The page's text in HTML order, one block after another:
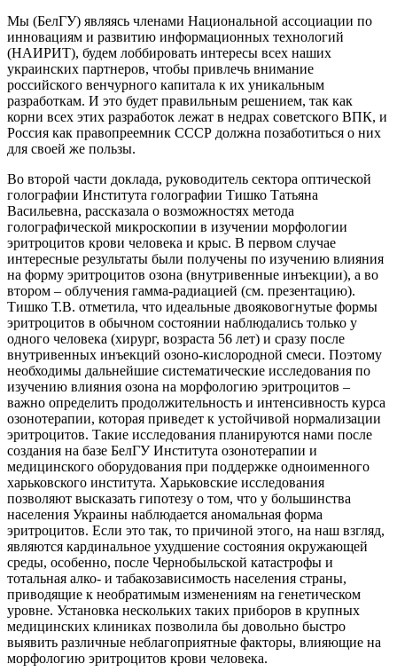
Мы (БелГУ) являясь членами Национальной ассоциации по
инновациям и развитию информационных технологий
(НАИРИТ), будем лоббировать интересы всех наших
украинских партнеров, чтобы привлечь внимание
российского венчурного капитала к их уникальным
разработкам. И это будет правильным решением, так как
корни всех этих разработок лежат в недрах советского ВПК, и
Россия как правопреемник СССР должна позаботиться о них
для своей же пользы.
Во второй части доклада, руководитель сектора оптической
голографии Института голографии Тишко Татьяна
Васильевна, рассказала о возможностях метода
голографической микроскопии в изучении морфологии
эритроцитов крови человека и крыс. В первом случае
интересные результаты были получены по изучению влияния
на форму эритроцитов озона (внутривенные инъекции), а во
втором – облучения гамма-радиацией (см. презентацию).
Тишко Т.В. отметила, что идеальные двояковогнутые формы
эритроцитов в обычном состоянии наблюдались только у
одного человека (хирург, возраста 56 лет) и сразу после
внутривенных инъекций озоно-кислородной смеси. Поэтому
необходимы дальнейшие систематические исследования по
изучению влияния озона на морфологию эритроцитов –
важно определить продолжительность и интенсивность курса
озонотерапии, которая приведет к устойчивой нормализации
эритроцитов. Такие исследования планируются нами после
создания на базе БелГУ Института озонотерапии и
медицинского оборудования при поддержке одноименного
харьковского института. Харьковские исследования
позволяют высказать гипотезу о том, что у большинства
населения Украины наблюдается аномальная форма
эритроцитов. Если это так, то причиной этого, на наш взгляд,
являются кардинальное ухудшение состояния окружающей
среды, особенно, после Чернобыльской катастрофы и
тотальная алко- и табакозависимость населения страны,
приводящие к необратимым изменениям на генетическом
уровне. Установка нескольких таких приборов в крупных
медицинских клиниках позволила бы довольно быстро
выявить различные неблагоприятные факторы, влияющие на
морфологию эритроцитов крови человека.